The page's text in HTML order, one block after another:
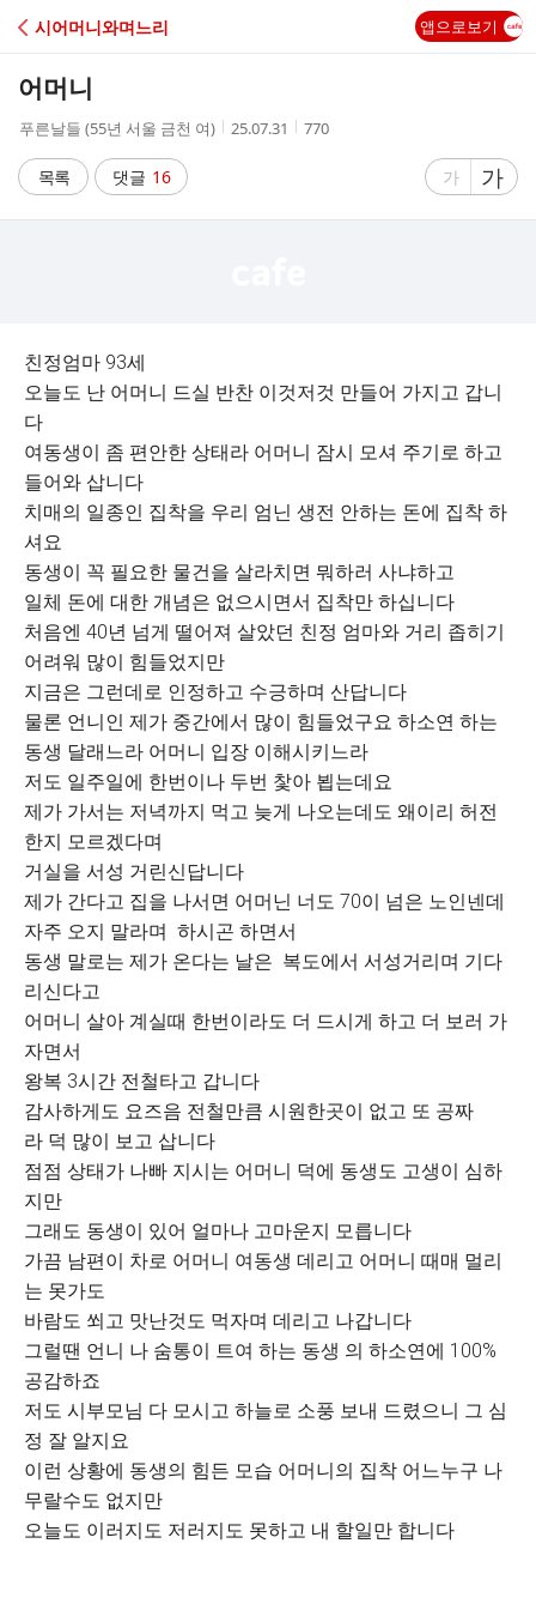
C
A
시어머니와며느리 앱으로보기
어머니
작
자
푸른날들 (55년 서울 금천 여)
작
25.07.31
조
770
목록 댓글 16
글
가
글
자
가
친정엄마 93세
오늘도 난 어머니 드실 반찬 이것저것 만들어 가지고 갑니
다
여동생이 좀 편안한 상태라 어머니 잠시 모셔 주기로 하고
들어와 삽니다
치매의 일종인 집착을 우리 엄닌 생전 안하는 돈에 집착 하
셔요
동생이 꼭 필요한 물건을 살라치면 뭐하러 사냐하고
일체 돈에 대한 개념은 없으시면서 집착만 하십니다
처음엔 40년 넘게 떨어져 살았던 친정 엄마와 거리 좁히기
어려워 많이 힘들었지만
지금은 그런데로 인정하고 수긍하며 산답니다
물론 언니인 제가 중간에서 많이 힘들었구요 하소연 하는
동생 달래느라 어머니 입장 이해시키느라
저도 일주일에 한번이나 두번 찿아 뵙는데요
제가 가서는 저녁까지 먹고 늦게 나오는데도 왜이리 허전
한지 모르겠다며
거실을 서성 거린신답니다
제가 간다고 집을 나서면 어머닌 너도 70이 넘은 노인넨데
자주 오지 말라며 하시곤 하면서
동생 말로는 제가 온다는 날은 복도에서 서성거리며 기다
리신다고
어머니 살아 계실때 한번이라도 더 드시게 하고 더 보러 가
자면서
왕복 3시간 전철타고 갑니다
감사하게도 요즈음 전철만큼 시원한곳이 없고 또 공짜
라 덕 많이 보고 삽니다
점점 상태가 나빠 지시는 어머니 덕에 동생도 고생이 심하
지만
그래도 동생이 있어 얼마나 고마운지 모릅니다
가끔 남편이 차로 어머니 여동생 데리고 어머니 때매 멀리
는 못가도
바람도 쐬고 맛난것도 먹자며 데리고 나갑니다
그럴땐 언니 나 숨통이 트여 하는 동생 의 하소연에 100%
공감하죠
저도 시부모님 다 모시고 하늘로 소풍 보내 드렸으니 그 심
정 잘 알지요
이런 상황에 동생의 힘든 모습 어머니의 집착 어느누구 나
무랄수도 없지만
오늘도 이러지도 저러지도 못하고 내 할일만 합니다